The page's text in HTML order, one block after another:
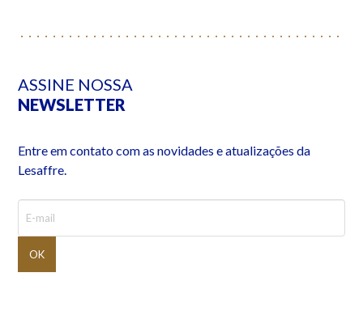
ASSINE NOSSA
NEWSLETTER
Entre em contato com as novidades e atualizações da
Lesaffre.